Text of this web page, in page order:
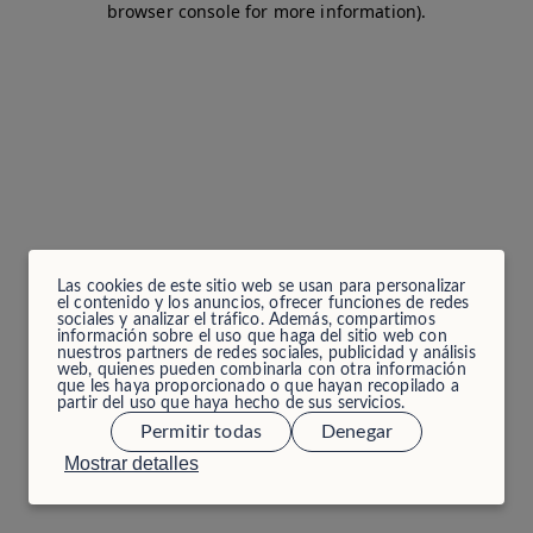
Las cookies de este sitio web se usan para personalizar
el contenido y los anuncios, ofrecer funciones de redes
sociales y analizar el tráfico. Además, compartimos
información sobre el uso que haga del sitio web con
nuestros partners de redes sociales, publicidad y análisis
web, quienes pueden combinarla con otra información
que les haya proporcionado o que hayan recopilado a
partir del uso que haya hecho de sus servicios.
Mostrar detalles
Permitir todas Denegar
browser console for more information).